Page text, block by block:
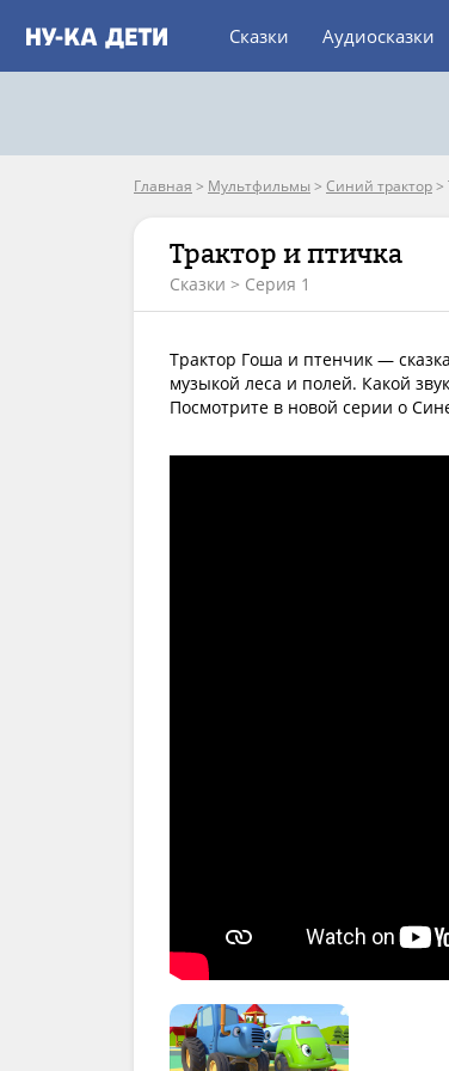
Сказки Аудиосказки
Главная > Мультфильмы > Синий трактор>
Трактор и птичка
Сказки > Серия 1
Трактор Гоша и птенчик —
музыкой леса и полей. Какой
Посмотрите в новой серии о